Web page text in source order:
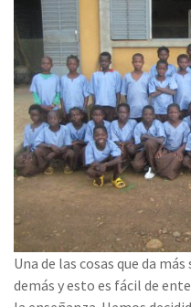
Una de las cosas que da
demás y esto es fácil de